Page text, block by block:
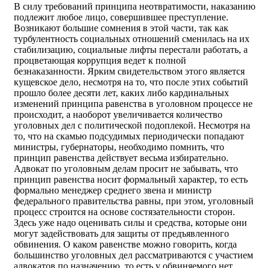
В силу требований принципа неотвратимости, наказанию
подлежит любое лицо, совершившее преступление.
Возникают большие сомнения в этой части, так как
турбулентность социальных отношений сменилась на их
стабилизацию, социальные лифты перестали работать, а
процветающая коррупция ведет к полной
безнаказанности. Ярким свидетельством этого является
кущевское дело, несмотря на то, что после этих событий
прошло более десяти лет, каких либо кардинальных
изменений принципа равенства в уголовном процессе не
происходит, а наоборот увеличивается количество
уголовных дел с политической подоплекой. Несмотря на
то, что на скамью подсудимых периодически попадают
министры, губернаторы, необходимо помнить, что
принцип равенства действует весьма избирательно.
Адвокат по уголовным делам просит не забывать, что
принцип равенства носит формальный характер, то есть
формально менеджер среднего звена и министр
федерального правительства равны, при этом, уголовный
процесс строится на основе состязательности сторон.
Здесь уже надо оценивать силы и средства, которые они
могут задействовать для защиты от предъявленного
обвинения. О каком равенстве можно говорить, когда
большинство уголовных дел рассматриваются с участием
адвокатов по назначению, то есть у обвиняемого нет